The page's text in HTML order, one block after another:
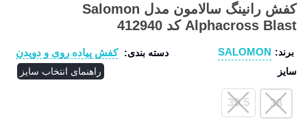
کفش رانینگ سالامون مدل Salomon
Alphacross Blast کد 412940
برند: SALOMON دسته بندی: کفش پیاده روی و دویدن
سایز راهنمای انتخاب سایز
38
39.5